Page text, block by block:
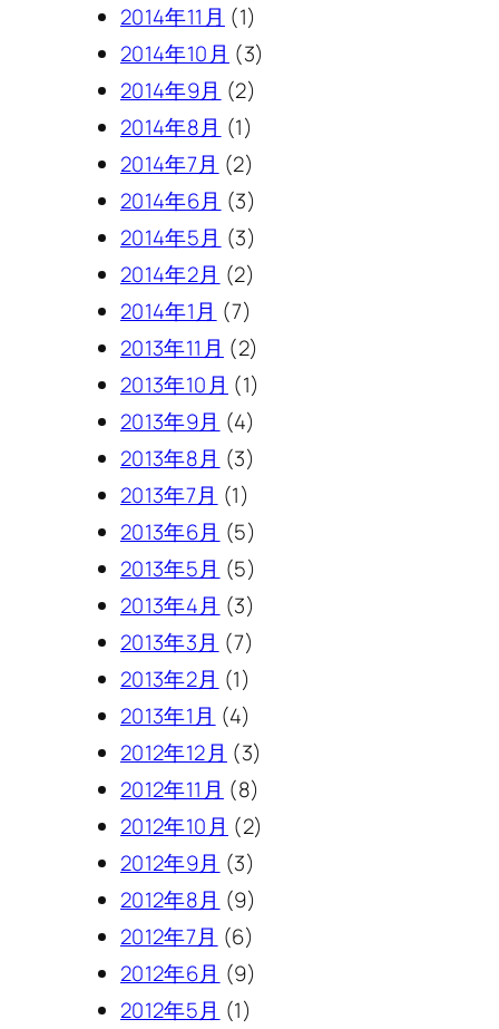
2014年11月 (1)
2014年10月 (3)
2014年9月 (2)
2014年8月 (1)
2014年7月 (2)
2014年6月 (3)
2014年5月 (3)
2014年2月 (2)
2014年1月 (7)
2013年11月 (2)
2013年10月 (1)
2013年9月 (4)
2013年8月 (3)
2013年7月 (1)
2013年6月 (5)
2013年5月 (5)
2013年4月 (3)
2013年3月 (7)
2013年2月 (1)
2013年1月 (4)
2012年12月 (3)
2012年11月 (8)
2012年10月 (2)
2012年9月 (3)
2012年8月 (9)
2012年7月 (6)
2012年6月 (9)
2012年5月 (1)